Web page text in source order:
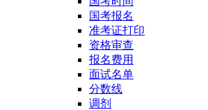
国考报名
准考证打印
资格审查
报名费用
面试名单
分数线
调剂